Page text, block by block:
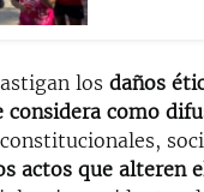
losdaños
considera como
actos que alteren